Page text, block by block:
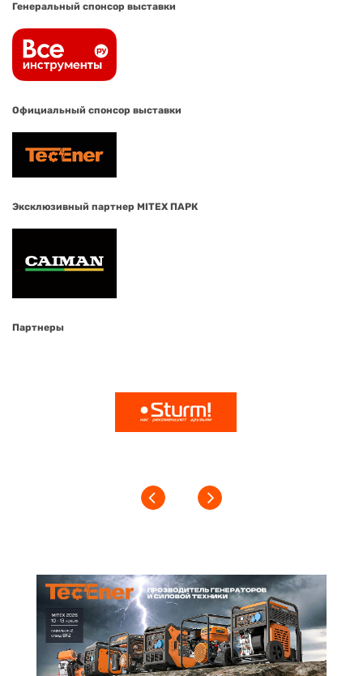
Генеральный спонсор выставки
Официальный спонсор выставки
Эксклюзивный партнер MITEX ПАРК
Партнеры